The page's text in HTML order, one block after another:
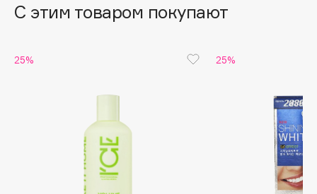
beautyblender
Beverly Hills Polo Club
С этим товаром покупают
25% 25%